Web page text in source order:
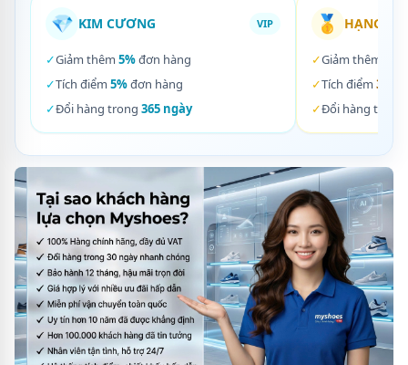
💎 KIM CƯƠNG VIP
✓Giảm thêm 5%đơn hàng
✓Tích điểm 5%đơn hàng
✓Đổi hàng trong 365 ngày
🥇 HẠNG
✓Giảm thêm
✓Tích điểm 3%
✓Đổi hàng trong